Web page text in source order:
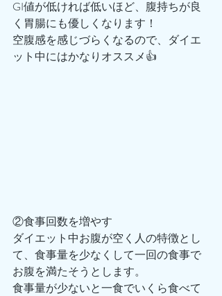
GI値が低ければ低いほど、腹持ちが良
く胃腸にも優しくなります！
空腹感を感じづらくなるので、ダイエ
ット中にはかなりオススメ👍
②食事回数を増やす
ダイエット中お腹が空く人の特徴とし
て、食事量を少なくして一回の食事で
お腹を満たそうとします。
食事量が少ないと一食でいくら食べて